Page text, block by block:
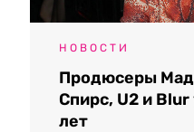
НОВОСТИ
Продюсеры
Спирс, U2 и
лет